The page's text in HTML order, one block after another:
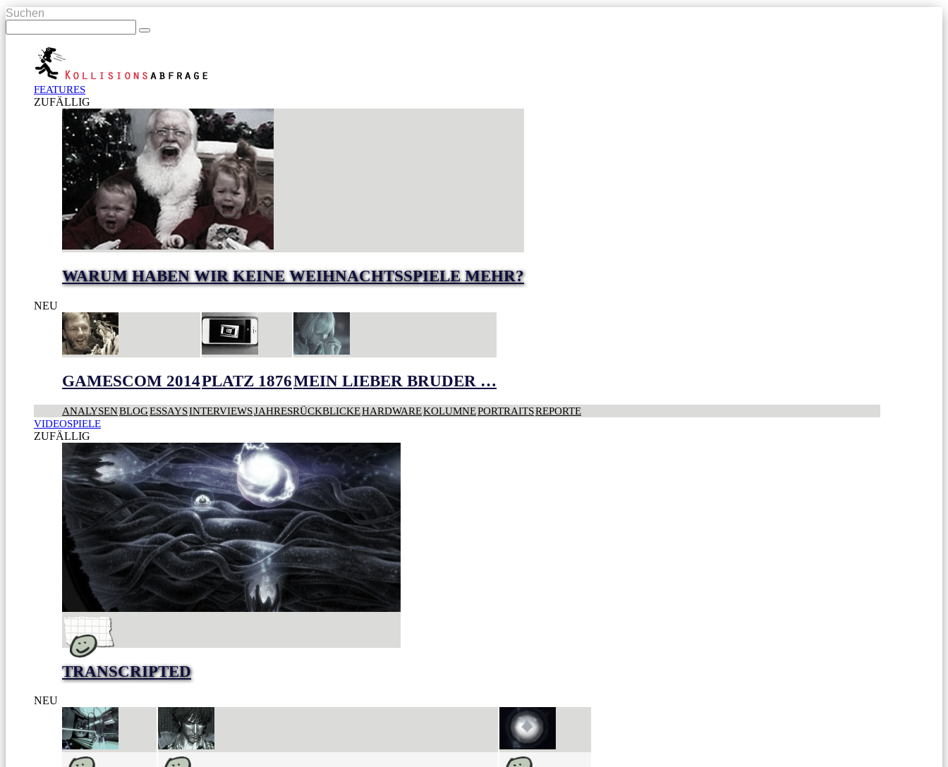
Suchen
FEATURES
ZUFÄLLIG
WARUM HABEN WIR KEINE WEIHNACHTSSPIELE MEHR?
NEU
GAMESCOM 2014PLATZ 1876MEIN LIEBER BRUDER …
ANALYSENBLOGESSAYSINTERVIEWSJAHRESRÜCKBLICKEHARDWAREKOLUMNEPORTRAITSREPORTE
VIDEOSPIELE
ZUFÄLLIG
TRANSCRIPTED
NEU